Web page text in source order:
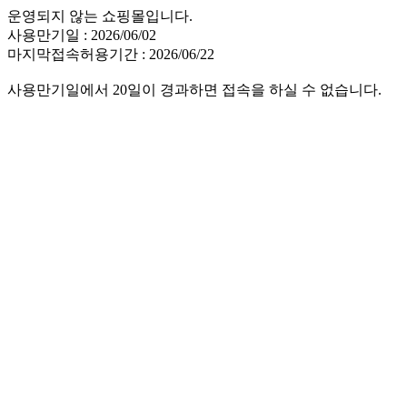
운영되지 않는 쇼핑몰입니다.
사용만기일 : 2026/06/02
마지막접속허용기간 : 2026/06/22
사용만기일에서 20일이 경과하면 접속을 하실 수 없습니다.